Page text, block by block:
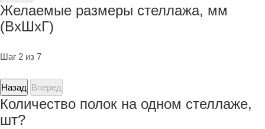
Желаемые размеры стеллажа, мм
(ВхШхГ)
Шаг 2 из 7
Назад Вперед
Количество полок на одном стеллаже,
шт?